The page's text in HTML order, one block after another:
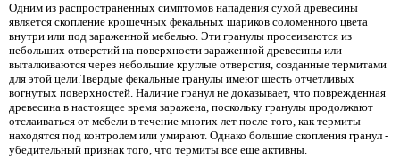
Одним из распространенных симптомов нападения сухой древесины
является скопление крошечных фекальных шариков соломенного цвета
внутри или под зараженной мебелью. Эти гранулы просеиваются из
небольших отверстий на поверхности зараженной древесины или
выталкиваются через небольшие круглые отверстия, созданные термитами
для этой цели.Твердые фекальные гранулы имеют шесть отчетливых
вогнутых поверхностей. Наличие гранул не доказывает, что поврежденная
древесина в настоящее время заражена, поскольку гранулы продолжают
отслаиваться от мебели в течение многих лет после того, как термиты
находятся под контролем или умирают. Однако большие скопления гранул -
убедительный признак того, что термиты все еще активны.